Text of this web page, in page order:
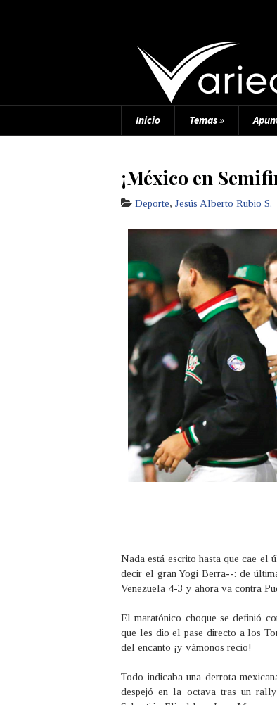
Inicio Temas»
¡México en
Deporte, Jesús Alberto Rubio S.
Nada está escrito hasta que cae el
decir el gran Yogi Berra--: de
Venezuela 4-3 y ahora va contra
El maratónico choque se definió
que les dio el pase directo a los
del encanto ¡y vámonos recio!
Todo indicaba una derrota
despejó en la octava tras un